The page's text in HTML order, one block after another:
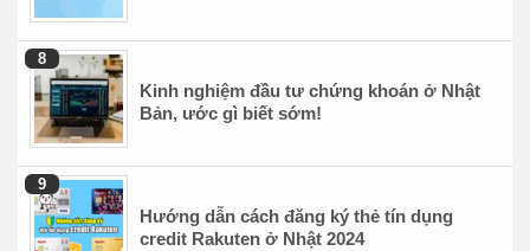
Kinh nghiệm đầu tư chứng khoán ở Nhật
Bản, ước gì biết sớm!
Hướng dẫn cách đăng ký thẻ tín dụng
credit Rakuten ở Nhật 2024